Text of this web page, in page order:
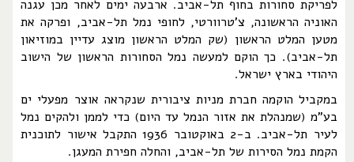
לפריקת סחורות בחוף תל-אביב. ארבעה ימים לאחר מכן עגנה
האוניה הראשונה, צ'טרוורטי, לחופי נמל תל-אביב, ופרקה את
מטען המלט הראשון (שק המלט הראשון מוצג עדיין במוזיאון
תל-אביב). כך הוקם למעשה נמל הסחורות הראשון של הישוב
היהודי בארץ ישראל.
במקביל הוקמה חברת מניות ציבורית שנקראה אוצר מפעלי ים
בע"מ (שמנהלת את אזור הנמל עד היום) כדי לממן ולהקים נמל
לעיר תל-אביב. ב-2 באוקטובר 1936 התקבל אישור לתוכנית
הקמת נמל הסירות של תל-אביב, והחלה חפירת המעגן.